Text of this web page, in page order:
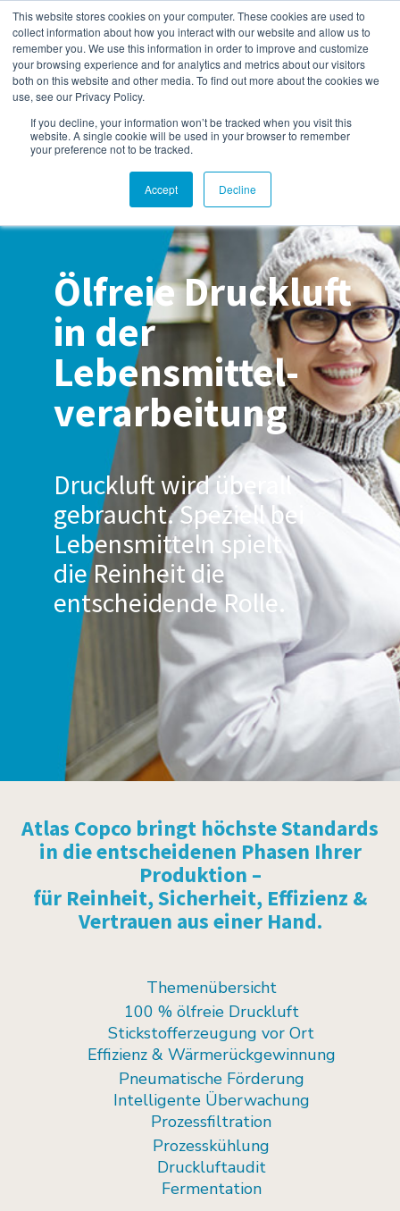
This website stores cookies on your computer. These cookies are used to
collect information about how you interact with our website and allow us to
remember you. We use this information in order to improve and customize
your browsing experience and for analytics and metrics about our visitors
both on this website and other media. To find out more about the cookies we
use, see our Privacy Policy.
If you decline, your information won’t be tracked when you visit this
website. A single cookie will be used in your browser to remember
your preference not to be tracked.
Accept Decline
Atlas Copco Kompressoren
Ölfreie Druckluft
in der
Lebensmittel-
verarbeitung
Druckluft wird überall
gebraucht. Speziell bei
Lebensmitteln spielt
die Reinheit die
entscheidende Rolle.
Atlas Copco bringt höchste Standards
in die entscheidenen Phasen Ihrer
Produktion –
für Reinheit, Sicherheit, Effizienz &
Vertrauen aus einer Hand.
Themenübersicht
100 % ölfreie Druckluft
Stickstofferzeugung vor Ort
Effizienz & Wärmerückgewinnung
Pneumatische Förderung
Intelligente Überwachung
Prozessfiltration
Prozesskühlung
Druckluftaudit
Fermentation